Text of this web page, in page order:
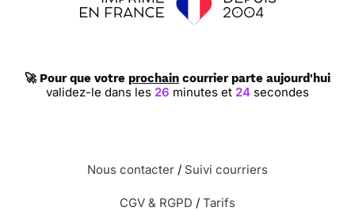
🚀 Pour que votre prochain courrier parte aujourd'hui
validez-le dans les 26 minutes et 24 secondes
Nous contacter / Suivi courriers
CGV & RGPD / Tarifs